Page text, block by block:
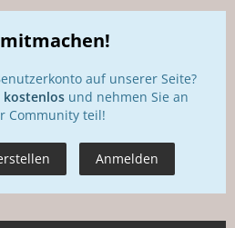
auf unserer Seite?
kostenlosund nehmen Sie an
Community teil!
Anmelden